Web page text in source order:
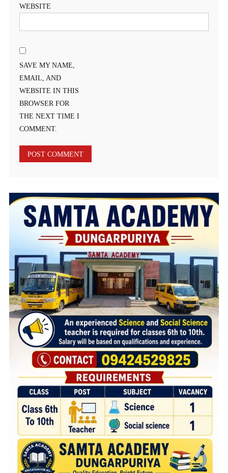
WEBSITE
SAVE MY NAME,
EMAIL, AND
WEBSITE IN THIS
BROWSER FOR
THE NEXT TIME I
COMMENT.